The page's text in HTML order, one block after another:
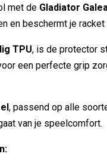
met de Gladiator
en beschermt je
TPU, is de protector
een perfecte grip
, passend op alle
van je speelcomfort.